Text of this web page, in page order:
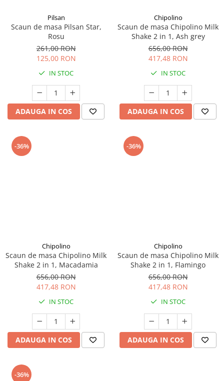
Pilsan
Scaun de masa Pilsan Star,
Rosu
261,00 RON
125,00 RON
IN STOC
ADAUGA IN COS
Chipolino
Scaun de masa Chipolino Milk
Shake 2 in 1, Ash grey
656,00 RON
417,48 RON
IN STOC
ADAUGA IN COS
-36%
Chipolino
Scaun de masa Chipolino Milk
Shake 2 in 1, Macadamia
656,00 RON
417,48 RON
IN STOC
ADAUGA IN COS
-36%
Chipolino
Scaun de masa Chipolino Milk
Shake 2 in 1, Flamingo
656,00 RON
417,48 RON
IN STOC
ADAUGA IN COS
-36%